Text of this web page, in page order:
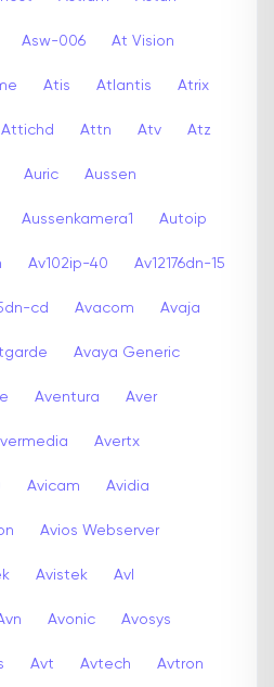
Asw-006 At Vision
Atis Atlantis Atrix
Attichd Attn Atv Atz
Auric Aussen
Aussenkamera1 Autoip
Av102ip-40 Av12176dn-15
cd Avacom Avaja
Avaya Generic
Aventura Aver
Avertx
Avicam Avidia
Avios Webserver
Avistek Avl
Avonic Avosys
Avt Avtech Avtron